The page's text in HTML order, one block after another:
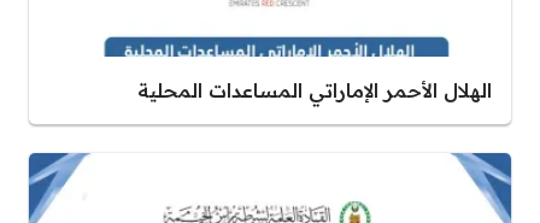
الهلال الأحمر الإماراتي المساعدات المحلية